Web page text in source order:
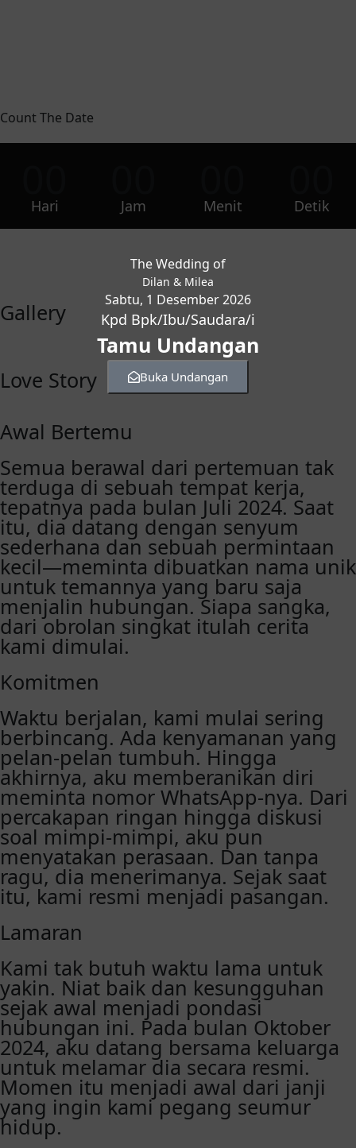
Count The Date
Hari Jam Menit Detik
Gallery
Love Story
Awal Bertemu
Semua berawal dari pertemuan tak
terduga di sebuah tempat kerja,
tepatnya pada bulan Juli 2024. Saat
itu, dia datang dengan senyum
sederhana dan sebuah permintaan
kecil—meminta dibuatkan nama unik
untuk temannya yang baru saja
menjalin hubungan. Siapa sangka,
dari obrolan singkat itulah cerita
kami dimulai.
Komitmen
Waktu berjalan, kami mulai sering
berbincang. Ada kenyamanan yang
pelan-pelan tumbuh. Hingga
akhirnya, aku memberanikan diri
meminta nomor WhatsApp-nya. Dari
percakapan ringan hingga diskusi
soal mimpi-mimpi, aku pun
menyatakan perasaan. Dan tanpa
ragu, dia menerimanya. Sejak saat
itu, kami resmi menjadi pasangan.
Lamaran
Kami tak butuh waktu lama untuk
yakin. Niat baik dan kesungguhan
sejak awal menjadi pondasi
hubungan ini. Pada bulan Oktober
2024, aku datang bersama keluarga
untuk melamar dia secara resmi.
Momen itu menjadi awal dari janji
yang ingin kami pegang seumur
hidup.
The Wedding of
Dilan & Milea
Sabtu, 1 Desember 2026
Kpd Bpk/Ibu/Saudara/i
Tamu Undangan
Buka Undangan